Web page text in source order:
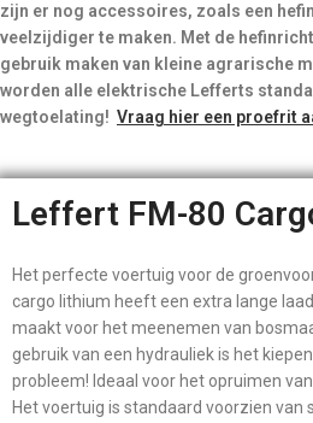
zijn er nog accessoires, zoals een
veelzijdiger te maken. Met de
gebruik maken van kleine agrarische
worden alle elektrische Lefferts
wegtoelating! Vraag hier een proefrit
Leffert FM-80
Het perfecte voertuig voor de
cargo lithium heeft een extra lange
maakt voor het meenemen van
gebruik van een hydrauliek is het
probleem! Ideaal voor het opruimen
Het voertuig is standaard voorzien